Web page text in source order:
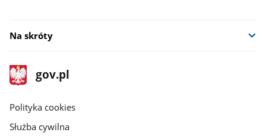
Na skróty
stopka
gov.pl
Strona
gov.pl
gov.pl
Polityka cookies
Służba cywilna